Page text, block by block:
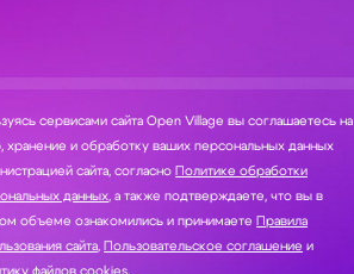
сервисами сайта Open Village вы соглашаетесь на
сайта, согласно Политике обработки
данных , а также подтверждаете, что вы в
объеме ознакомились и принимаете Правила
сайта Пользовательское соглашение и
файлов cookies.